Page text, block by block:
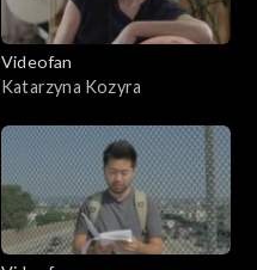
Videofan
Katarzyna Kozyra